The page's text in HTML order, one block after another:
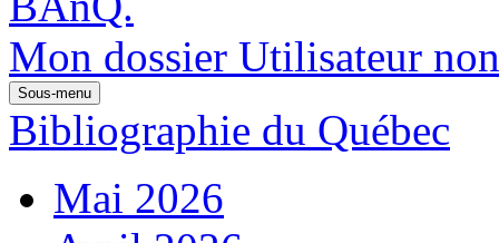
Mon dossier Utilisateur
Sous-menu
Bibliographie du Québec
Mai 2026